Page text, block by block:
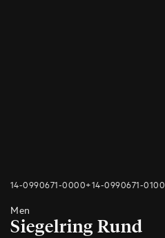
14-0990671-0000+14-0990671-0100
Men
Siegelring Rund